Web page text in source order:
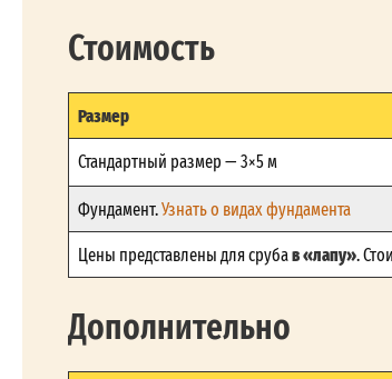
Стоимость
Размер
Стандартный размер — 3×5 м
Фундамент.Узнать о видах фундамента
Цены представлены для срубав «лапу».
Дополнительно